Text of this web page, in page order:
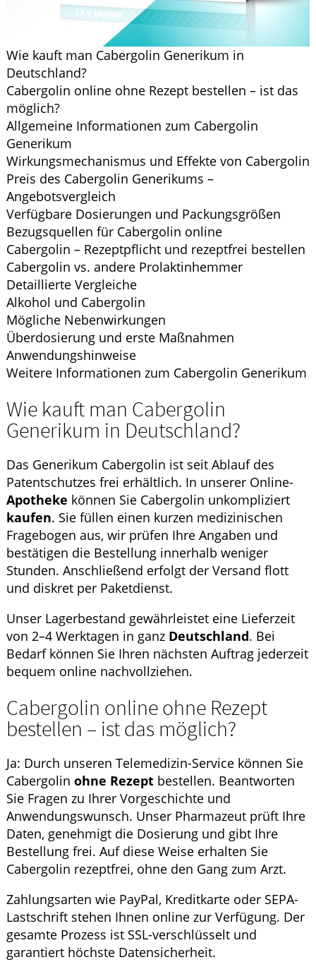
Wie kauft man Cabergolin Generikum in
Deutschland?
Cabergolin online ohne Rezept bestellen – ist das
möglich?
Allgemeine Informationen zum Cabergolin
Generikum
Wirkungsmechanismus und Effekte von Cabergolin
Preis des Cabergolin Generikums –
Angebotsvergleich
Verfügbare Dosierungen und Packungsgrößen
Bezugsquellen für Cabergolin online
Cabergolin – Rezeptpflicht und rezeptfrei bestellen
Cabergolin vs. andere Prolaktinhemmer
Detaillierte Vergleiche
Alkohol und Cabergolin
Mögliche Nebenwirkungen
Überdosierung und erste Maßnahmen
Anwendungshinweise
Weitere Informationen zum Cabergolin Generikum
Wie kauft man Cabergolin
Generikum in Deutschland?
Das Generikum Cabergolin ist seit Ablauf des
Patentschutzes frei erhältlich. In unserer Online-
Apotheke können Sie Cabergolin unkompliziert
kaufen. Sie füllen einen kurzen medizinischen
Fragebogen aus, wir prüfen Ihre Angaben und
bestätigen die Bestellung innerhalb weniger
Stunden. Anschließend erfolgt der Versand flott
und diskret per Paketdienst.
Unser Lagerbestand gewährleistet eine Lieferzeit
von 2–4 Werktagen in ganz Deutschland. Bei
Bedarf können Sie Ihren nächsten Auftrag jederzeit
bequem online nachvollziehen.
Cabergolin online ohne Rezept
bestellen – ist das möglich?
Ja: Durch unseren Telemedizin-Service können Sie
Cabergolin ohne Rezept bestellen. Beantworten
Sie Fragen zu Ihrer Vorgeschichte und
Anwendungswunsch. Unser Pharmazeut prüft Ihre
Daten, genehmigt die Dosierung und gibt Ihre
Bestellung frei. Auf diese Weise erhalten Sie
Cabergolin rezeptfrei, ohne den Gang zum Arzt.
Zahlungsarten wie PayPal, Kreditkarte oder SEPA-
Lastschrift stehen Ihnen online zur Verfügung. Der
gesamte Prozess ist SSL-verschlüsselt und
garantiert höchste Datensicherheit.